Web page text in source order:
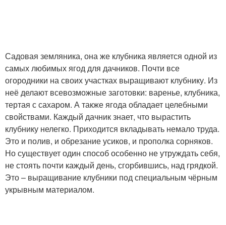
Садовая земляника, она же клубника является одной из
самых любимых ягод для дачников. Почти все
огородники на своих участках выращивают клубнику. Из
неё делают всевозможные заготовки: варенье, клубника,
тертая с сахаром. А также ягода обладает целебными
свойствами. Каждый дачник знает, что вырастить
клубнику нелегко. Приходится вкладывать немало труда.
Это и полив, и обрезание усиков, и прополка сорняков.
Но существует один способ особенно не утруждать себя,
не стоять почти каждый день, сгорбившись, над грядкой.
Это – выращивание клубники под специальным чёрным
укрывным материалом.